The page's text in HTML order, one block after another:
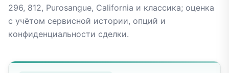
296, 812, Purosangue, California и классика; оценка
с учётом сервисной истории, опций и
конфиденциальности сделки.